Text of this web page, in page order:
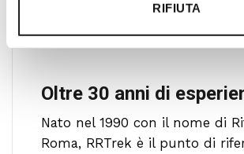
RIFIUTA
Oltre 30 anni di
Nato nel 1990 con il nome di
Roma, RRTrek è il punto di